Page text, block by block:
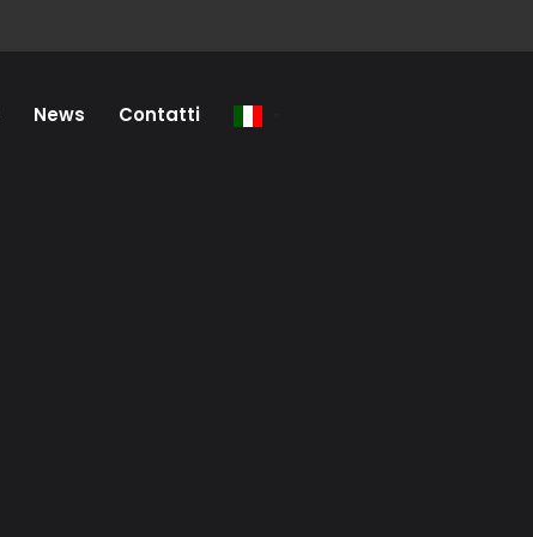
News Contatti